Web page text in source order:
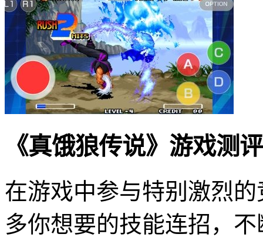
《真饿狼传说》游戏测
在游戏中参与特别激烈
多你想要的技能连招，